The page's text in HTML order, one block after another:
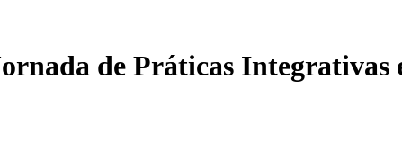
de Práticas